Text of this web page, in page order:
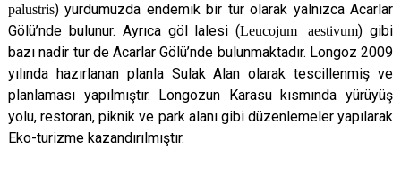
palustris) yurdumuzda endemikbir tür olarak yalnızca Acarlar
Gölü’nde bulunur. Ayrıca göl lalesi (Leucojum aestivum) gibi
bazı nadir tur de Acarlar Gölü’nde bulunmaktadır. Longoz 2009
yılında hazırlanan planla Sulak Alan olarak tescillenmiş ve
planlaması yapılmıştır. Longozun Karasu kısmında yürüyüş
yolu, restoran, piknik ve park alanı gibi düzenlemeler yapılarak
Eko-turizme kazandırılmıştır.